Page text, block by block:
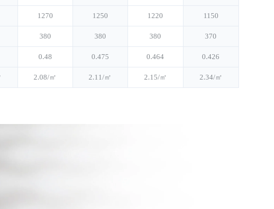
1270 1250 1220 1150
380 380 380 370
0.48 0.475 0.464 0.426
2.08/㎡ 2.11/㎡ 2.15/㎡ 2.34/㎡